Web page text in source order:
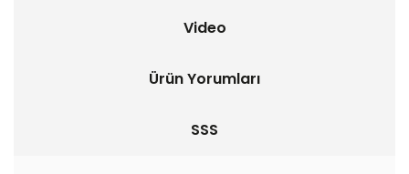
Video
Ürün Yorumları
SSS